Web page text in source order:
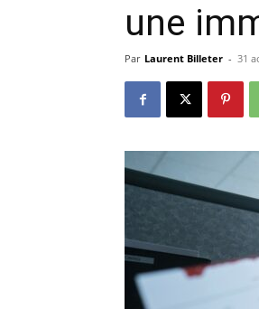
une
Par Laurent Billeter - 31